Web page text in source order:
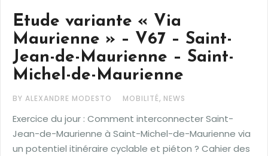
Etude variante « Via
Maurienne » – V67 – Saint-
Jean-de-Maurienne – Saint-
Michel-de-Maurienne
BY ALEXANDRE MODESTO MOBILITÉ, NEWS
Exercice du jour : Comment interconnecter Saint-
Jean-de-Maurienne à Saint-Michel-de-Maurienne via
un potentiel itinéraire cyclable et piéton ? Cahier des